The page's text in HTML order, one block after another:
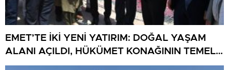
EMET’TE İKİ YENİ YATIRIM: DOĞAL YAŞAM
ALANI AÇILDI, HÜKÜMET KONAĞININ TEMELİ
ATILDI